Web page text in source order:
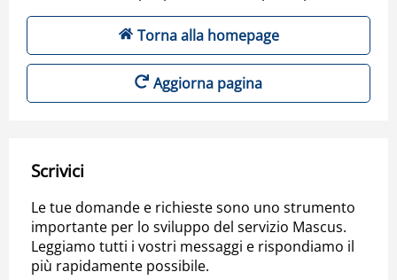
Torna alla homepage
Aggiorna pagina
Scrivici
Le tue domande e richieste sono uno strumento
importante per lo sviluppo del servizio Mascus.
Leggiamo tutti i vostri messaggi e rispondiamo il
più rapidamente possibile.